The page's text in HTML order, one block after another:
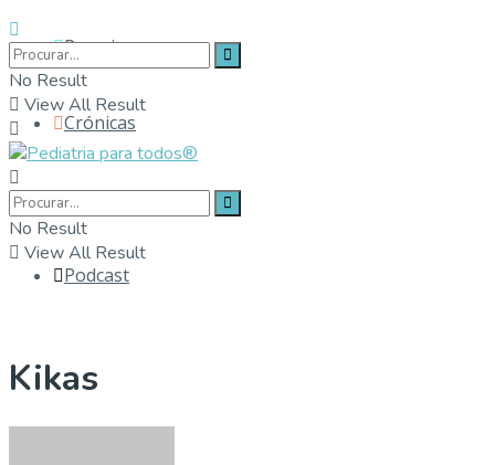
Parceiros
Crónicas
Contactos
Podcast
No Result
View All Result
No Result
View All Result
Kikas